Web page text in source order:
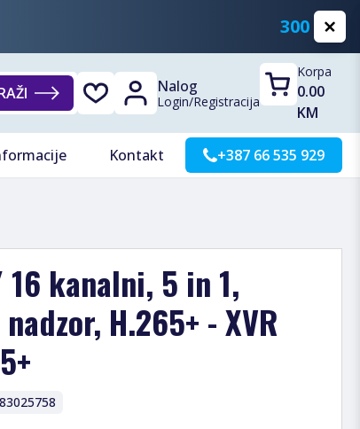
300 KM
Nalog
Login/Registracija
Korpa
0.00
KM
Kontakt +387 66 535 929
kanalni, 5 in 1,
H.265+ - XVR